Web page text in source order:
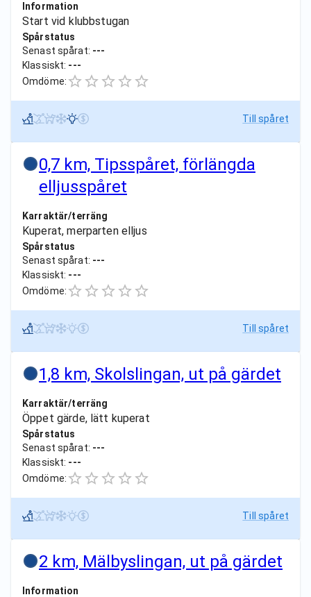
Information
Start vid klubbstugan
Spårstatus
Senast spårat: ---
Klassiskt: ---
Omdöme:
Till spåret
0,7 km, Tipsspåret, förlängda
elljusspåret
Karraktär/terräng
Kuperat, merparten elljus
Spårstatus
Senast spårat: ---
Klassiskt: ---
Omdöme:
Till spåret
1,8 km, Skolslingan, ut på gärdet
Karraktär/terräng
Öppet gärde, lätt kuperat
Spårstatus
Senast spårat: ---
Klassiskt: ---
Omdöme:
Till spåret
2 km, Mälbyslingan, ut på gärdet
Information